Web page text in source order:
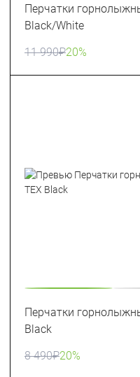
Перчатки
Black/White
11 990₽20%
Перчатки
Black
8 490₽20%